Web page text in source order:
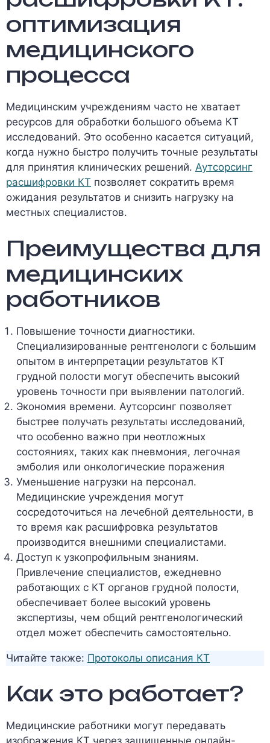
оптимизация
медицинского
процесса
Медицинским учреждениям часто не хватает
ресурсов для обработки большого объема КТ
исследований. Это особенно касается ситуаций,
когда нужно быстро получить точные результаты
для принятия клинических решений. Аутсорсинг
расшифровки КТ позволяет сократить время
ожидания результатов и снизить нагрузку на
местных специалистов.
Преимущества для
медицинских
работников
Повышение точности диагностики.
Специализированные рентгенологи с большим
опытом в интерпретации результатов КТ
грудной полости могут обеспечить высокий
уровень точности при выявлении патологий.
Экономия времени. Аутсорсинг позволяет
быстрее получать результаты исследований,
что особенно важно при неотложных
состояниях, таких как пневмония, легочная
эмболия или онкологические поражения
Уменьшение нагрузки на персонал.
Медицинские учреждения могут
сосредоточиться на лечебной деятельности, в
то время как расшифровка результатов
производится внешними специалистами.
Доступ к узкопрофильным знаниям.
Привлечение специалистов, ежедневно
работающих с КТ органов грудной полости,
обеспечивает более высокий уровень
экспертизы, чем общий рентгенологический
отдел может обеспечить самостоятельно.
Читайте также: Протоколы описания КТ
Как это работает?
Медицинские работники могут передавать
изображения КТ через защищенные онлайн-